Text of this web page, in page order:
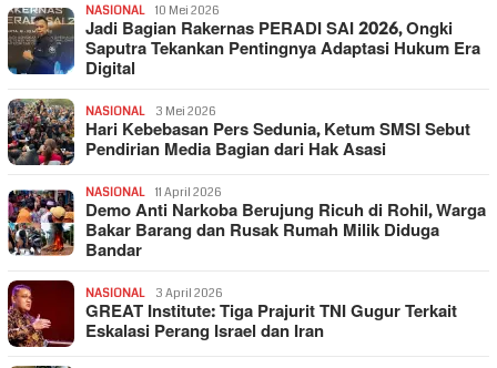
NASIONAL 10 Mei 2026
Jadi Bagian Rakernas PERADI SAI 2026, Ongki
Saputra Tekankan Pentingnya Adaptasi Hukum Era
Digital
NASIONAL 3 Mei 2026
Hari Kebebasan Pers Sedunia, Ketum SMSI Sebut
Pendirian Media Bagian dari Hak Asasi
NASIONAL 11 April 2026
Demo Anti Narkoba Berujung Ricuh di Rohil, Warga
Bakar Barang dan Rusak Rumah Milik Diduga
Bandar
NASIONAL 3 April 2026
GREAT Institute: Tiga Prajurit TNI Gugur Terkait
Eskalasi Perang Israel dan Iran